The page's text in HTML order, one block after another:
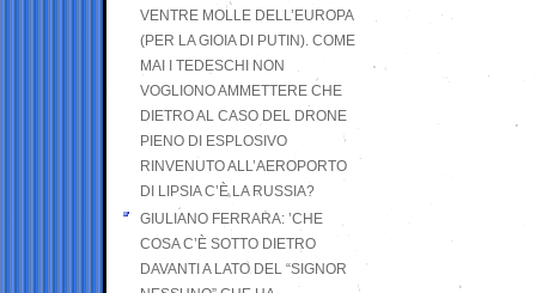
VENTRE MOLLE DELL’EUROPA
(PER LA GIOIA DI PUTIN). COME
MAI I TEDESCHI NON
VOGLIONO AMMETTERE CHE
DIETRO AL CASO DEL DRONE
PIENO DI ESPLOSIVO
RINVENUTO ALL’AEROPORTO
DI LIPSIA C’È LA RUSSIA?
GIULIANO FERRARA: ’CHE
COSA C’È SOTTO DIETRO
DAVANTI A LATO DEL “SIGNOR